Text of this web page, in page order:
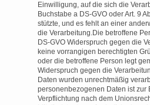
Einwilligung, auf die sich die
Buchstabe a DS-GVO oder Art. 9
stützte, und es fehlt an einer
die Verarbeitung.Die betroffene
DS-GVO Widerspruch gegen die
keine vorrangigen berechtigten
oder die betroffene Person legt
Widerspruch gegen die
Daten wurden unrechtmäßig
personenbezogenen Daten ist zur
Verpflichtung nach dem